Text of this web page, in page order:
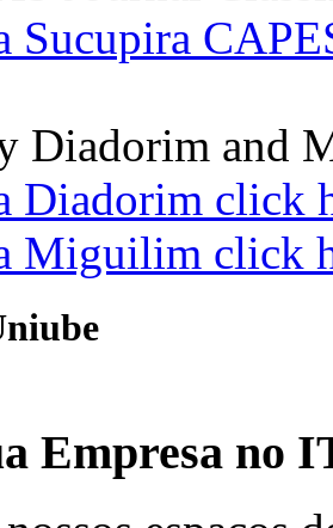
Sucupira
Diadorim and
Diadorim click
Miguilim click
Empresa no